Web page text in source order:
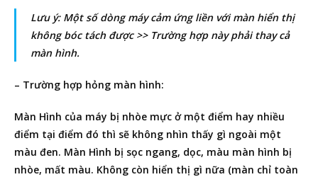
Lưu ý: Một số dòng máy cảm ứng liền với màn hiển thị
không bóc tách được >> Trường hợp này phải thay cả
màn hình.
– Trường hợp hỏng màn hình:
Màn Hình của máy bị nhòe mực ở một điểm hay nhiều
điểm tại điểm đó thì sẽ không nhìn thấy gì ngoài một
màu đen. Màn Hình bị sọc ngang, dọc, màu màn hình bị
nhòe, mất màu. Không còn hiển thị gì nữa (màn chỉ toàn